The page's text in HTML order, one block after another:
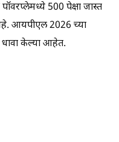
500 पेक्षा जास्त
आयपीएल 2026 च्या
केल्या आहेत.